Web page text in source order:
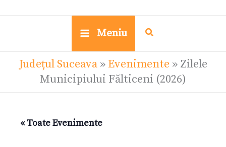
Meniu
Județul Suceava» Evenimente » Zilele
Municipiului Fălticeni (2026)
« Toate Evenimente